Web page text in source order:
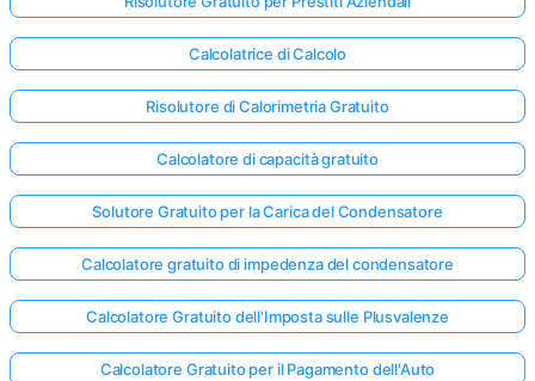
Calcolatrice di Calcolo
Risolutore di Calorimetria Gratuito
Calcolatore di capacità gratuito
Solutore Gratuito per la Carica del Condensatore
Calcolatore gratuito di impedenza del condensatore
Calcolatore Gratuito dell'Imposta sulle Plusvalenze
Calcolatore Gratuito per il Pagamento dell'Auto